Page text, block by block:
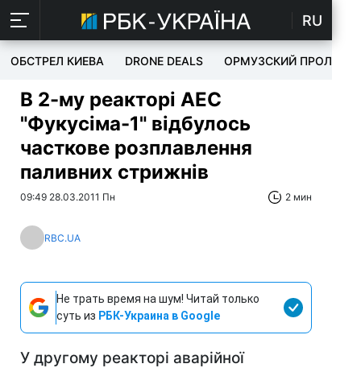
RU
ОБСТРЕЛ КИЕВА DRONE DEALS ОРМУЗСКИЙ ПРОЛИВ
В 2-му реакторі АЕС
"Фукусіма-1" відбулось
часткове розплавлення
паливних стрижнів
09:49 28.03.2011 Пн 2 мин
RBC.UA
Не трать время на шум! Читай только
суть из РБК-Украина в Google
У другому реакторі аварійної